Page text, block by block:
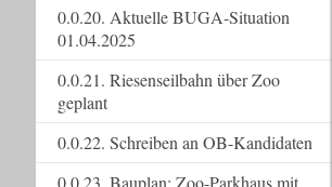
0.0.20. Aktuelle BUGA-Situation
01.04.2025
0.0.21. Riesenseilbahn über Zoo
geplant
0.0.22. Schreiben an OB-Kandidaten
0.0.23. Bauplan: Zoo-Parkhaus mit